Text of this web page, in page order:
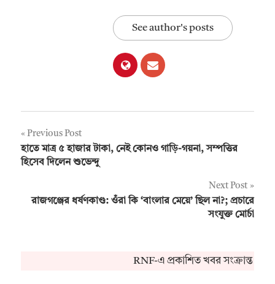
See author's posts
Post
navigation
Previous Post
হাতে মাত্র ৫ হাজার টাকা, নেই কোনও গাড়ি-গয়না, সম্পত্তির
হিসেব দিলেন শুভেন্দু
Next Post
রাজগঞ্জের ধর্ষণকাণ্ড: ওঁরা কি ‘বাংলার মেয়ে’ ছিল না?; প্রচারে
সংযুক্ত মোর্চা
RNF-এ প্রকাশিত খবর সংক্রান্ত